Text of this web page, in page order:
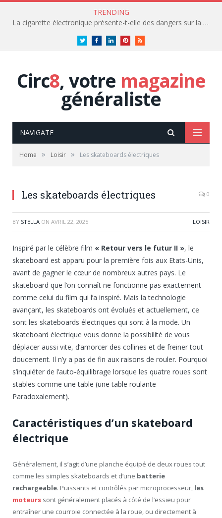
TRENDING
La cigarette électronique présente-t-elle des dangers sur la santé?
TwitterFacebookLinkedInPinterestRSS
Circ8, votre magazine
généraliste
NAVIGATE
Home » Loisir » Les skateboards électriques
Les skateboards électriques 0
BY STELLA ON AVRIL 22, 2025 LOISIR
Inspiré par le célèbre film « Retour vers le futur II », le
skateboard est apparu pour la première fois aux Etats-Unis,
avant de gagner le cœur de nombreux autres pays. Le
skateboard que l’on connaît ne fonctionne pas exactement
comme celui du film qui l’a inspiré. Mais la technologie
avançant, les skateboards ont évolués et actuellement, ce
sont les skateboards électriques qui sont à la mode. Un
skateboard électrique vous donne la possibilité de vous
déplacer aussi vite, d’amorcer des collines et de freiner tout
doucement. Il n’y a pas de fin aux raisons de rouler. Pourquoi
s’inquiéter de l’auto-équilibrage lorsque les quatre roues sont
stables comme une table (une table roulante
Paradoxalement).
Caractéristiques d’un skateboard
électrique
Généralement, il s’agit d’une planche équipé de deux roues tout
comme les simples skateboards et d’une batterie
rechargeable. Puissants et contrôlés par microprocesseur, les
moteurs sont généralement placés à côté de l’essieu pour
entraîner une courroie connectée à la roue, ou directement à